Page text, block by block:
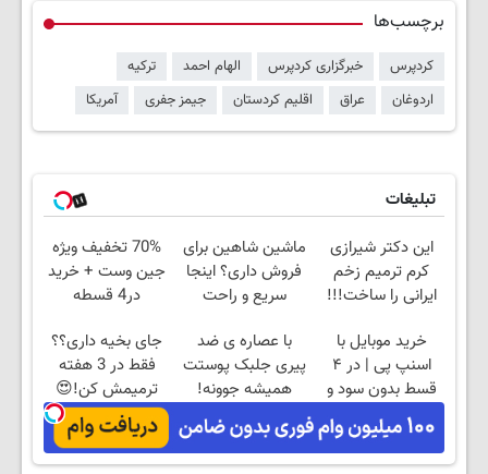
برچسب‌ها
کردپرس خبرگزاری کردپرس الهام احمد
ترکیه
اردوغان
عراق اقلیم کردستان جیمز جفری آمریکا
تبلیغات
این دکتر شیرازی
کرم ترمیم زخم
ایرانی را ساخت!!!
ماشین شاهین برای
فروش داری؟ اینجا
سریع و راحت
70% تخفیف ویژه
جین وست + خرید
در4 قسطه
خرید موبایل با
اسنپ پی | در ۴
قسط بدون سود و
کارمزد!
با عصاره ی ضد
پیری جلبک پوستت
همیشه جوونه!
جای بخیه داری؟؟
فقط در 3 هفته
ترمیمش کن!😍